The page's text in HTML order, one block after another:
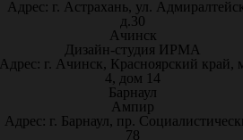
Адрес: г. Астрахань, ул.
д.30
Ачинск
Дизайн-студия ИРМА
Адрес: г. Ачинск, Красноярский край,
4, дом 14
Барнаул
Ампир
Адрес: г. Барнаул, пр.
78